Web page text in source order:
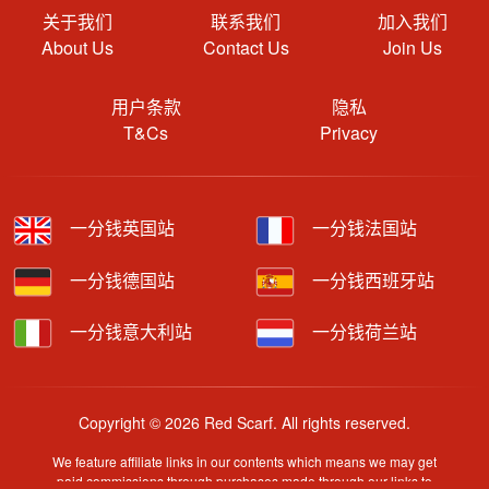
关于我们
About Us
联系我们
Contact Us
加入我们
Join Us
用户条款
T&Cs
隐私
Privacy
一分钱英国站 一分钱法国站
一分钱德国站 一分钱西班牙站
一分钱意大利站 一分钱荷兰站
Copyright © 2026 Red Scarf. All rights reserved.
We feature affiliate links in our contents which means we may get
paid commissions through purchases made through our links to